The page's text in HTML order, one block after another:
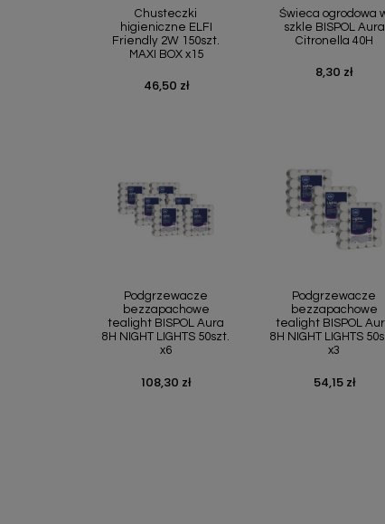
Chusteczki
higieniczne ELFI
Friendly 2W 150szt.
MAXI BOX x15
Cena
46,50 zł
Świeca ogrodowa
szkle BISPOL Aura
Citronella 40H
Cena
8,30 zł
Podgrzewacze
bezzapachowe
tealight BISPOL Aura
8H NIGHT LIGHTS 50szt.
x6
Cena
108,30 zł
Podgrzewacze
bezzapachowe
tealight BISPOL
8H NIGHT LIGHTS
x3
Cena
54,15 zł